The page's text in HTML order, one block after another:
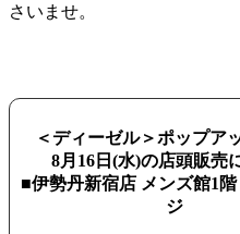
さいませ。
＜ディーゼル＞ポップア
8月16 日 (水)の店頭販売
■伊勢丹新宿店 メンズ館1
ジ